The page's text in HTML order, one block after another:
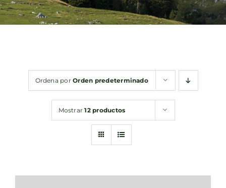
Bebidas
Ordena porOrden predeterminado
Mostrar12 productos